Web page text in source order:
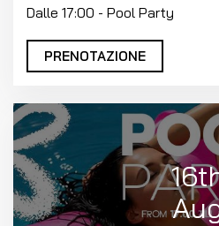
Dalle 17:00 - Pool Party
PRENOTAZIONE